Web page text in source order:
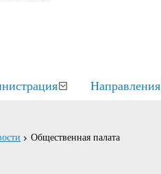
Направления
Общественная палата